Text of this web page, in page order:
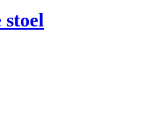
stoel